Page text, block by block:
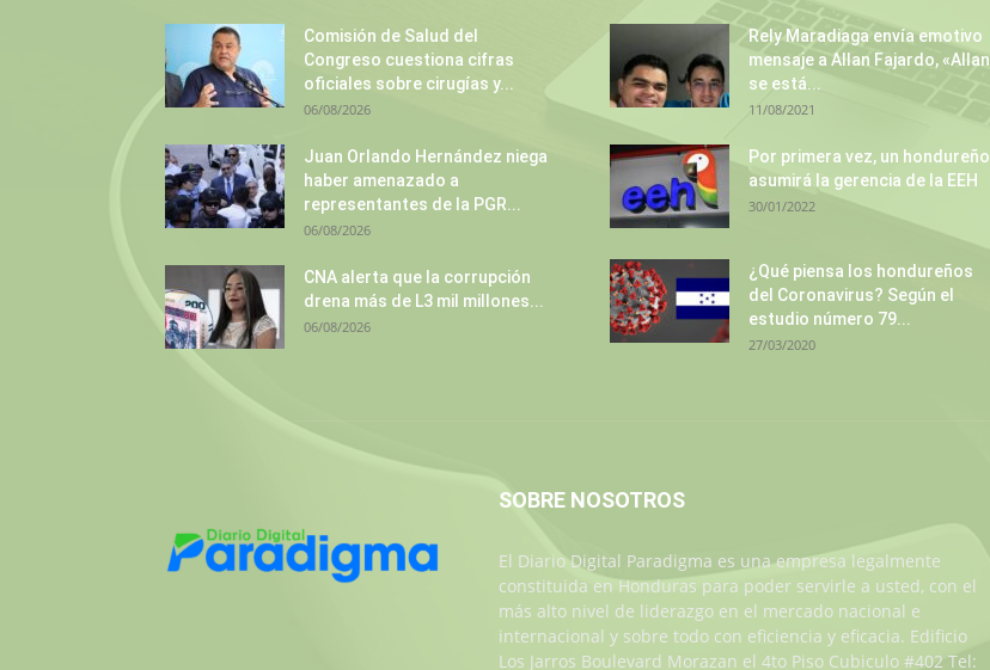
Comisión de Salud del
Congreso cuestiona cifras
oficiales sobre cirugías y...
06/08/2026
Juan Orlando Hernández niega
haber amenazado a
representantes de la PGR...
06/08/2026
CNA alerta que la corrupción
drena más de L3 mil millones...
06/08/2026
Rely Maradiaga envía emotivo
mensaje a Allan Fajardo, «Allan
se está...
11/08/2021
Por primera vez, un hondureño
asumirá la gerencia de la EEH
30/01/2022
¿Qué piensa los hondureños
del Coronavirus? Según el
estudio número 79...
27/03/2020
SOBRE NOSOTROS
El Diario Digital Paradigma es una empresa legalmente
constituida en Honduras para poder servirle a usted, con el
más alto nivel de liderazgo en el mercado nacional e
internacional y sobre todo con eficiencia y eficacia. Edificio
Los Jarros Boulevard Morazan el 4to Piso Cubiculo #402 Tel: